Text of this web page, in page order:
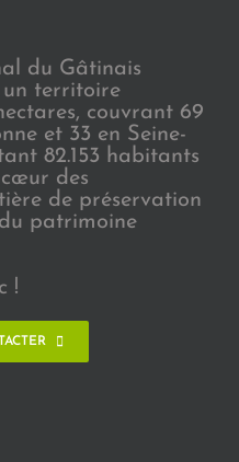
du Gâtinais
territoire
couvrant 69
et 33 en Seine-
82.153 habitants
des
de préservation
patrimoine
!